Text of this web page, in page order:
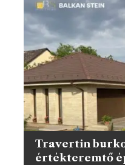
Travertin
értékteremtő